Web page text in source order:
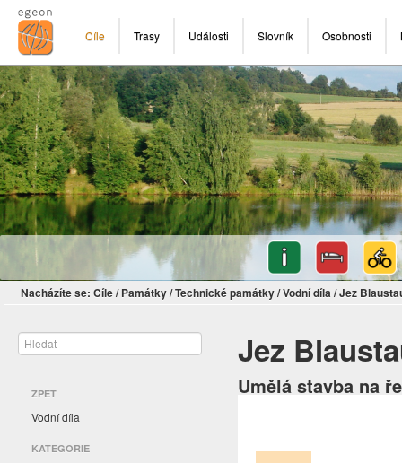
Cíle Trasy Události Slovník Osobnosti
Nacházíte se: Cíle/ Památky/Technické památky/Vodní díla/Jez
ZPĚT
Vodní díla
KATEGORIE
Jez
Umělá stavba na